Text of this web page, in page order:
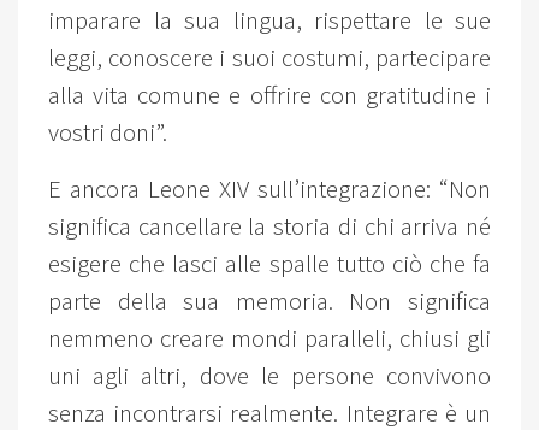
imparare la sua lingua, rispettare le sue
leggi, conoscere i suoi costumi, partecipare
alla vita comune e offrire con gratitudine i
vostri doni”.
E ancora Leone XIV sull’integrazione: “Non
significa cancellare la storia di chi arriva né
esigere che lasci alle spalle tutto ciò che fa
parte della sua memoria. Non significa
nemmeno creare mondi paralleli, chiusi gli
uni agli altri, dove le persone convivono
senza incontrarsi realmente. Integrare è un